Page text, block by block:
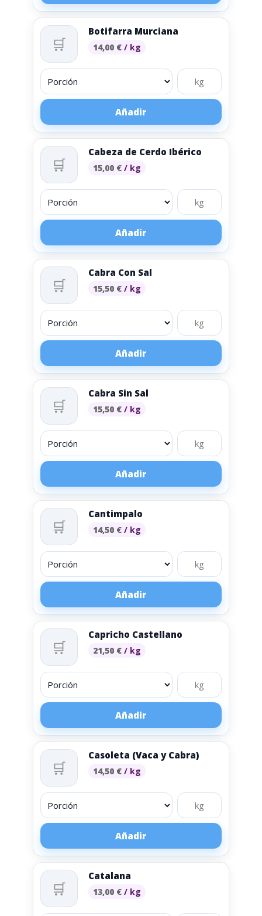
🛒
Botifarra Murciana
14,00 € / kg
Añadir
🛒
Cabeza de Cerdo Ibérico
15,00 € / kg
Añadir
🛒
Cabra Con Sal
15,50 € / kg
Añadir
🛒
Cabra Sin Sal
15,50 € / kg
Añadir
🛒
Cantimpalo
14,50 € / kg
Añadir
🛒
Capricho Castellano
21,50 € / kg
Añadir
🛒
Casoleta (Vaca y Cabra)
14,50 € / kg
Añadir
🛒
Catalana
13,00 € / kg